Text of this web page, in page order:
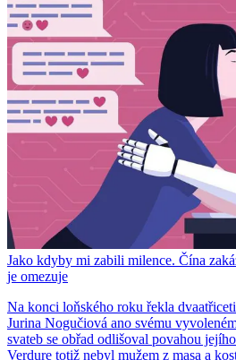
Jako kdyby mi zabili milence. Čína
je omezuje
Na konci loňského roku řekla
Jurina Nogučiová ano svému
svateb se obřad odlišoval povahou
Verdure totiž nebyl mužem z masa a